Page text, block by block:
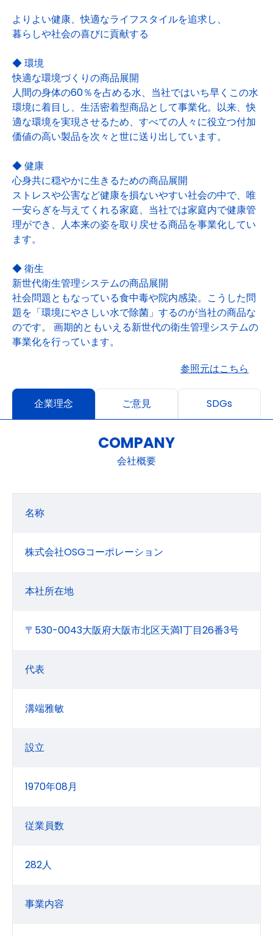
よりよい健康、快適なライフスタイルを追求し、
暮らしや社会の喜びに貢献する
◆ 環境
快適な環境づくりの商品展開
人間の身体の60％を占める水、当社ではいち早くこの水
環境に着目し、生活密着型商品として事業化。以来、快
適な環境を実現させるため、すべての人々に役立つ付加
価値の高い製品を次々と世に送り出しています。
◆ 健康
心身共に穏やかに生きるための商品展開
ストレスや公害など健康を損ないやすい社会の中で、唯
一安らぎを与えてくれる家庭、当社では家庭内で健康管
理ができ、人本来の姿を取り戻せる商品を事業化してい
ます。
◆ 衛生
新世代衛生管理システムの商品展開
社会問題ともなっている食中毒や院内感染。こうした問
題を「環境にやさしい水で除菌」するのが当社の商品な
のです。 画期的ともいえる新世代の衛生管理システムの
事業化を行っています。
参照元はこちら
企業理念 ご意見 SDGs
COMPANY
会社概要
名称
株式会社OSGコーポレーション
本社所在地
〒530-0043大阪府大阪市北区天満1丁目26番3号
代表
溝端雅敏
設立
1970年08月
従業員数
282人
事業内容